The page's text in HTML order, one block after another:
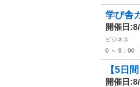
学び舎
開催日
ビジネス
0 ～ 9：00
【5日
開催日